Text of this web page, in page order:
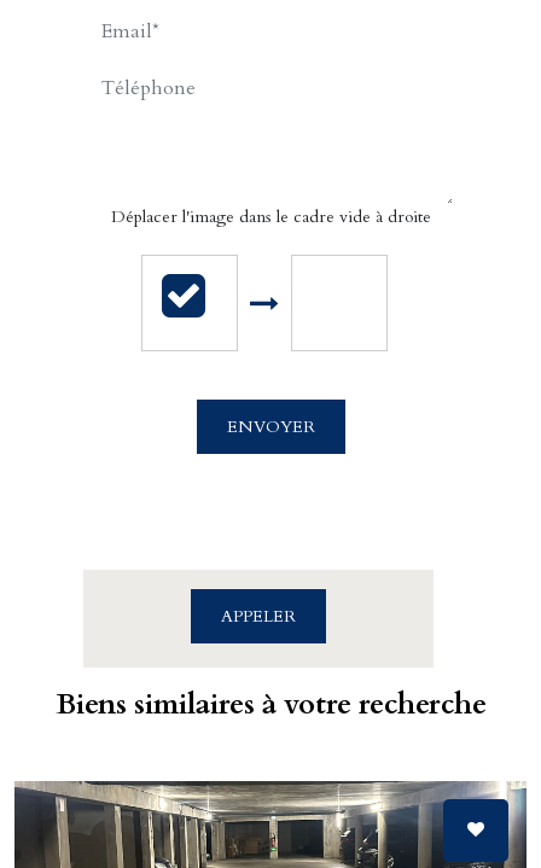
4 rue Saint Sauveur
APPELER
Déplacer l'image dans le cadre vide à droite
ENVOYER
Biens similaires à votre recherche